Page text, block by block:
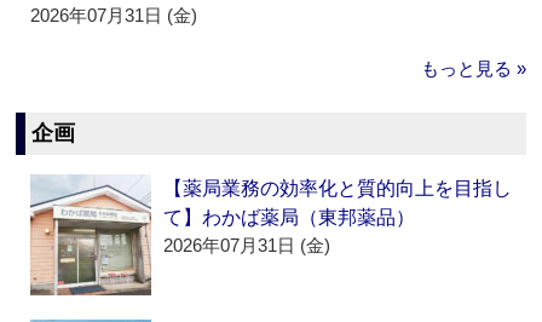
2026年07月31日 (金)
もっと見る »
企画
【薬局業務の効率化と質的向上を目指し
て】わかば薬局（東邦薬品）
2026年07月31日 (金)